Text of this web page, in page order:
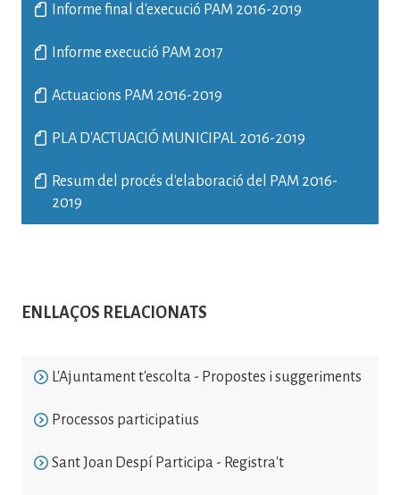
Informe final d'execució PAM 2016-2019
Informe execució PAM 2017
Actuacions PAM 2016-2019
PLA D'ACTUACIÓ MUNICIPAL 2016-2019
Resum del procés d'elaboració del PAM 2016-
2019
ENLLAÇOS RELACIONATS
L'Ajuntament t'escolta - Propostes i suggeriments
Processos participatius
Sant Joan Despí Participa - Registra't